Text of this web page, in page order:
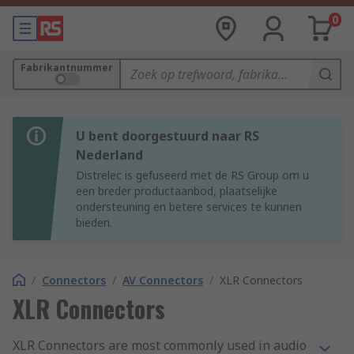
0
Fabrikantnummer
U bent doorgestuurd naar RS
Nederland
Distrelec is gefuseerd met de RS Group om u
een breder productaanbod, plaatselijke
ondersteuning en betere services te kunnen
bieden.
/ Connectors / AV Connectors / XLR Connectors
XLR Connectors
XLR Connectors are most commonly used in audio